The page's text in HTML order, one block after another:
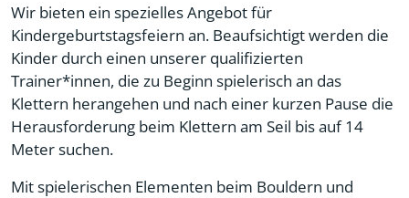
Wir bieten ein spezielles Angebot für
Kindergeburtstagsfeiern an. Beaufsichtigt werden die
Kinder durch einen unserer qualifizierten
Trainer*innen, die zu Beginn spielerisch an das
Klettern herangehen und nach einer kurzen Pause die
Herausforderung beim Klettern am Seil bis auf 14
Meter suchen.
Mit spielerischen Elementen beim Bouldern und